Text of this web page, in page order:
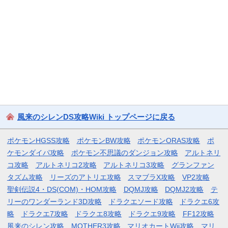
風来のシレンDS攻略Wiki トップページに戻る
ポケモンHGSS攻略 ポケモンBW攻略 ポケモンORAS攻略
ポ
ケモンダイパ攻略
ポケモン不思議のダンジョン攻略
アルトネリ
コ攻略
アルトネリコ2攻略 アルトネリコ3攻略
グランファン
タズム攻略
リーズのアトリエ攻略 スマブラX攻略
VP2攻略
聖剣伝説4・DS(COM)・HOM攻略
DQMJ攻略 DQMJ2攻略
テ
リーのワンダーランド3D攻略
ドラクエソード攻略
ドラクエ6攻
略
ドラクエ7攻略 ドラクエ8攻略 ドラクエ9攻略
FF12攻略
風来のシレン攻略
MOTHER3攻略 マリオカートWii攻略 マリ